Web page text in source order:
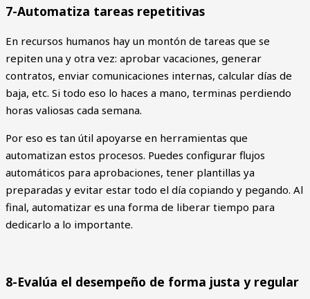
7-Automatiza tareas repetitivas
En recursos humanos hay un montón de tareas que se
repiten una y otra vez: aprobar vacaciones, generar
contratos, enviar comunicaciones internas, calcular días de
baja, etc. Si todo eso lo haces a mano, terminas perdiendo
horas valiosas cada semana.
Por eso es tan útil apoyarse en herramientas que
automatizan estos procesos. Puedes configurar flujos
automáticos para aprobaciones, tener plantillas ya
preparadas y evitar estar todo el día copiando y pegando. Al
final, automatizar es una forma de liberar tiempo para
dedicarlo a lo importante.
8-Evalúa el desempeño de forma justa y regular